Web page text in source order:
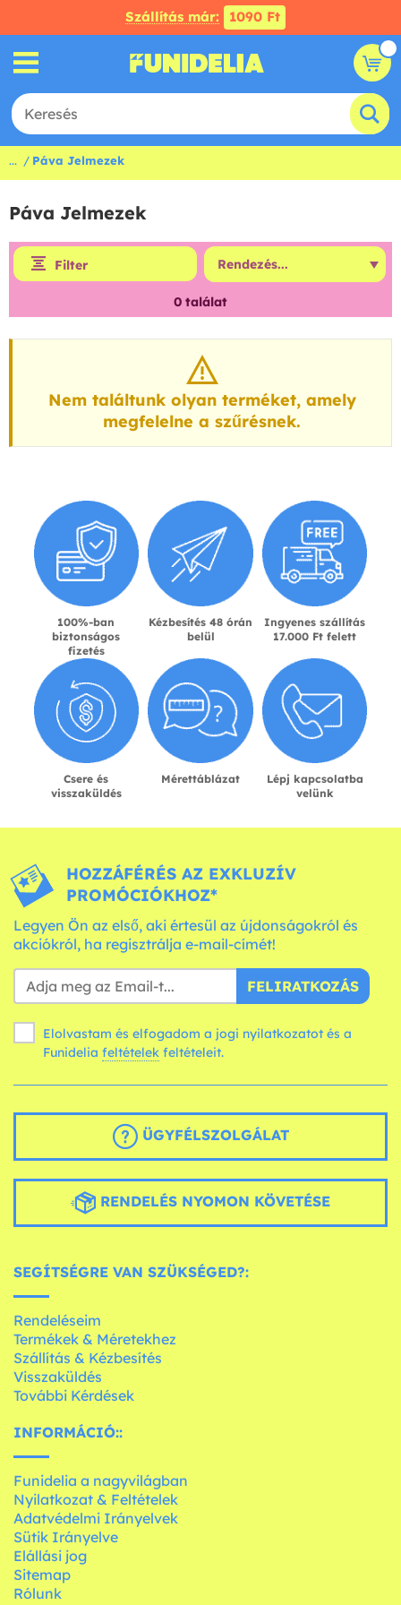
Szállítás már: 1090 Ft
... Páva Jelmezek
Páva Jelmezek
Filter
0 találat
Nem találtunk olyan terméket, amely
megfelelne a szűrésnek.
100%-ban
biztonságos
fizetés
Kézbesítés 48 órán
belül
Ingyenes szállítás
17.000 Ft felett
Csere és
visszaküldés
Mérettáblázat
Lépj kapcsolatba
velünk
HOZZÁFÉRÉS AZ EXKLUZÍV
PROMÓCIÓKHOZ*
Legyen Ön az első, aki értesül az újdonságokról és
akciókról, ha regisztrálja e-mail-címét!
FELIRATKOZÁS
Elolvastam és elfogadom a jogi nyilatkozatot és a
Funidelia feltételek feltételeit.
ÜGYFÉLSZOLGÁLAT
RENDELÉS NYOMON KÖVETÉSE
SEGÍTSÉGRE VAN SZÜKSÉGED?:
Rendeléseim
Termékek & Méretekhez
Szállítás & Kézbesítés
Visszaküldés
További Kérdések
INFORMÁCIÓ::
Funidelia a nagyvilágban
Nyilatkozat & Feltételek
Adatvédelmi Irányelvek
Sütik Irányelve
Elállási jog
Sitemap
Rólunk